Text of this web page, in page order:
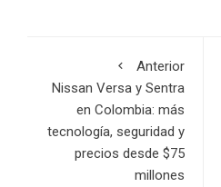
Anterior
Nissan Versa y Sentra
en Colombia: más
tecnología, seguridad y
precios desde $75
millones